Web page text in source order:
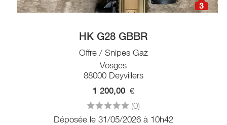
3
HK G28 GBBR
Offre / Snipes Gaz
Vosges
88000 Deyvillers
1 200,00 €
(0)
Déposée le 31/05/2026 à 10h42